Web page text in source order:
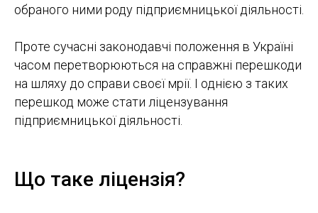
обраного ними роду підприємницької діяльності.
Проте сучасні законодавчі положення в Україні
часом перетворюються на справжні перешкоди
на шляху до справи своєї мрії. І однією з таких
перешкод може стати ліцензування
підприємницької діяльності.
Що таке ліцензія?